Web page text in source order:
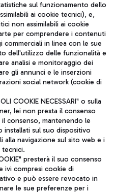
soggetta a direzione e
di Roma 13032990155 P.
vers.
1 - 00054 Fiumicino (RM)
Note legali
Accessibilità
sul funzionamento dello
ai cookie tecnici), e,
non assimilabili ai cookie
per comprendere i contenuti
commerciali in linea con le sue
dell'utilizzo delle funzionalità e
analisi e monitoraggio dei
gli annunci e le inserzioni
social network (cookie di
COOKIE NECESSARI" o sulla
lei non presta il consenso
consenso, mantenendo le
installati sul suo dispositivo
alla navigazione sul sito web e i
tecnici.
presterà il suo consenso
ivi compresi cookie di
e può essere revocato in
le sue preferenze per i